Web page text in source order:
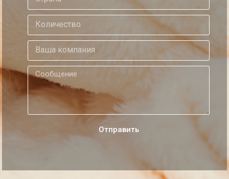
Oтправить